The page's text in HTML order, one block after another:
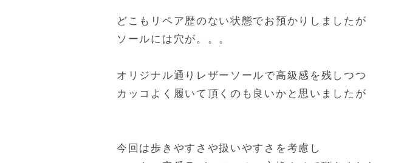
どこもリペア歴のない状態でお預かりしましたが
ソールには穴が。。。
オリジナル通りレザーソールで高級感を残しつつ
カッコよく履いて頂くのも良いかと思いましたが
今回は歩きやすさや扱いやすさを考慮し